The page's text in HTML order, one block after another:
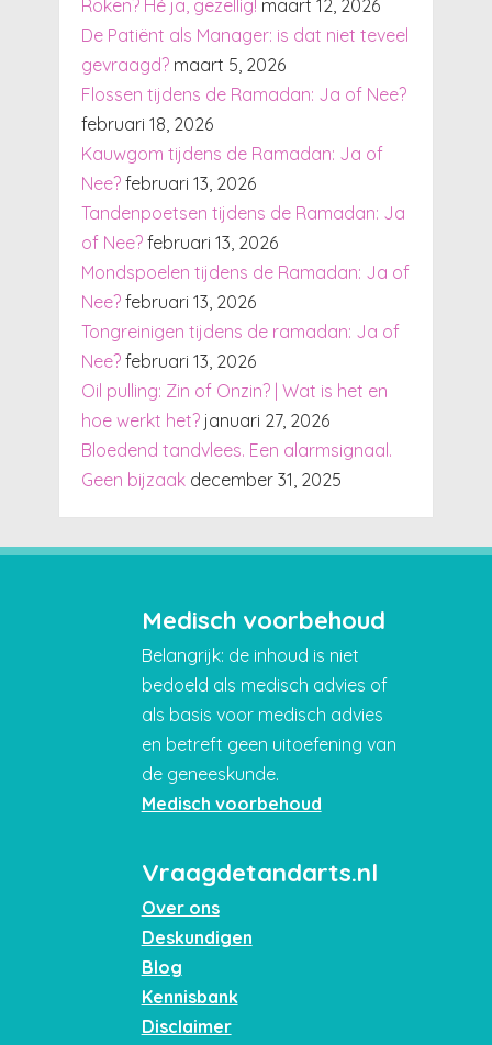
Roken? Hé ja, gezellig! maart 12, 2026
De Patiënt als Manager: is dat niet teveel
gevraagd? maart 5, 2026
Flossen tijdens de Ramadan: Ja of Nee?
februari 18, 2026
Kauwgom tijdens de Ramadan: Ja of
Nee? februari 13, 2026
Tandenpoetsen tijdens de Ramadan: Ja
of Nee? februari 13, 2026
Mondspoelen tijdens de Ramadan: Ja of
Nee? februari 13, 2026
Tongreinigen tijdens de ramadan: Ja of
Nee? februari 13, 2026
Oil pulling: Zin of Onzin? | Wat is het en
hoe werkt het? januari 27, 2026
Bloedend tandvlees. Een alarmsignaal.
Geen bijzaak december 31, 2025
Medisch voorbehoud
Belangrijk: de inhoud is niet
bedoeld als medisch advies of
als basis voor medisch advies
en betreft geen uitoefening van
de geneeskunde.
Medisch voorbehoud
Vraagdetandarts.nl
Over ons
Deskundigen
Blog
Kennisbank
Disclaimer